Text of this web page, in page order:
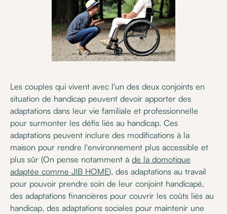
Les couples qui vivent avec l'un des deux conjoints en
situation de handicap peuvent devoir apporter des
adaptations dans leur vie familiale et professionnelle
pour surmonter les défis liés au handicap. Ces
adaptations peuvent inclure des modifications à la
maison pour rendre l'environnement plus accessible et
plus sûr (On pense notamment àde la domotique
adaptée comme JIB HOME), des adaptations au travail
pour pouvoir prendre soin de leur conjoint handicapé,
des adaptations financières pour couvrir les coûts liés au
handicap, des adaptations sociales pour maintenir une